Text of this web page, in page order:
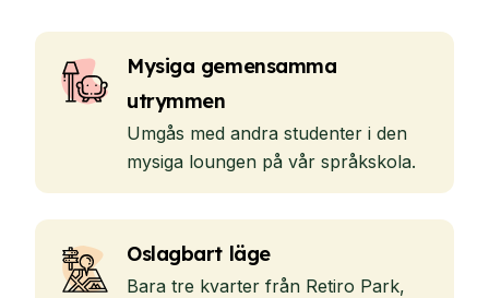
Mysiga gemensamma
utrymmen
Umgås med andra studenter i den
mysiga loungen på vår språkskola.
Oslagbart läge
Bara tre kvarter från Retiro Park,